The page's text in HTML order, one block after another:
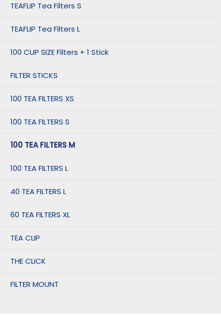
TEAFLIP Tea Filters S
TEAFLIP Tea Filters L
100 CUP SIZE Filters + 1 Stick
FILTER STICKS
100 TEA FILTERS XS
100 TEA FILTERS S
100 TEA FILTERS M
100 TEA FILTERS L
40 TEA FILTERS L
60 TEA FILTERS XL
TEA CLIP
THE CLICK
FILTER MOUNT